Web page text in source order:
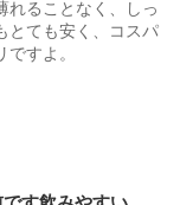
れることなく、しっ
とても安く、コスパ
すよ。